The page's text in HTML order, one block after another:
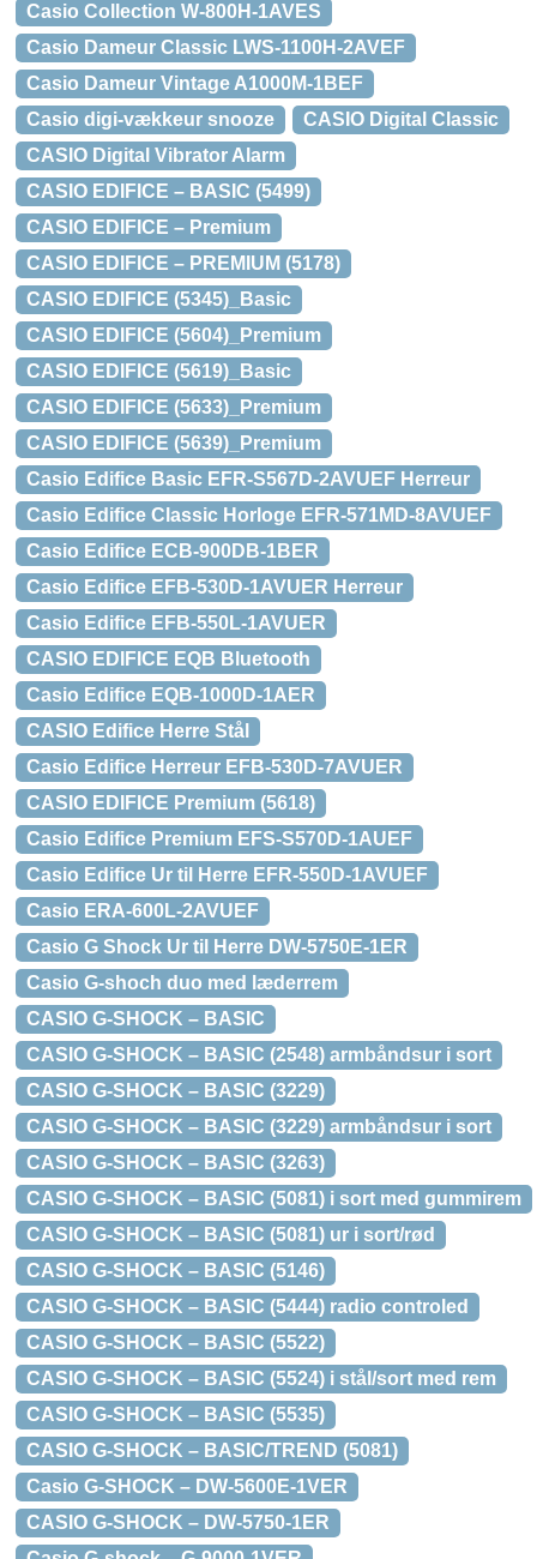
Casio Collection W-800H-1AVES
Casio Dameur Classic LWS-1100H-2AVEF
Casio Dameur Vintage A1000M-1BEF
Casio digi-vækkeur snooze
CASIO Digital Classic
CASIO Digital Vibrator Alarm
CASIO EDIFICE – BASIC (5499)
CASIO EDIFICE – Premium
CASIO EDIFICE – PREMIUM (5178)
CASIO EDIFICE (5345)_Basic
CASIO EDIFICE (5604)_Premium
CASIO EDIFICE (5619)_Basic
CASIO EDIFICE (5633)_Premium
CASIO EDIFICE (5639)_Premium
Casio Edifice Basic EFR-S567D-2AVUEF Herreur
Casio Edifice Classic Horloge EFR-571MD-8AVUEF
Casio Edifice ECB-900DB-1BER
Casio Edifice EFB-530D-1AVUER Herreur
Casio Edifice EFB-550L-1AVUER
CASIO EDIFICE EQB Bluetooth
Casio Edifice EQB-1000D-1AER
CASIO Edifice Herre Stål
Casio Edifice Herreur EFB-530D-7AVUER
CASIO EDIFICE Premium (5618)
Casio Edifice Premium EFS-S570D-1AUEF
Casio Edifice Ur til Herre EFR-550D-1AVUEF
Casio ERA-600L-2AVUEF
Casio G Shock Ur til Herre DW-5750E-1ER
Casio G-shoch duo med læderrem
CASIO G-SHOCK – BASIC
CASIO G-SHOCK – BASIC (2548) armbåndsur i sort
CASIO G-SHOCK – BASIC (3229)
CASIO G-SHOCK – BASIC (3229) armbåndsur i sort
CASIO G-SHOCK – BASIC (3263)
CASIO G-SHOCK – BASIC (5081) i sort med gummirem
CASIO G-SHOCK – BASIC (5081) ur i sort/rød
CASIO G-SHOCK – BASIC (5146)
CASIO G-SHOCK – BASIC (5444) radio controled
CASIO G-SHOCK – BASIC (5522)
CASIO G-SHOCK – BASIC (5524) i stål/sort med rem
CASIO G-SHOCK – BASIC (5535)
CASIO G-SHOCK – BASIC/TREND (5081)
Casio G-SHOCK – DW-5600E-1VER
CASIO G-SHOCK – DW-5750-1ER